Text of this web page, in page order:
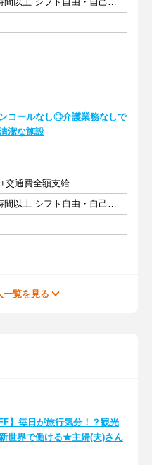
ンコールなし◎介護業務なしで
潔な施設
交通費全額支給
週3日以上 1日8時間以上 シフト自由・自己申告
一覧を見る
】毎日が旅行気分！？観光
世界で働ける★主婦(夫)さん